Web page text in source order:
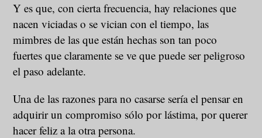
Y es que, con cierta frecuencia, hay relaciones que
nacen viciadas o se vician con el tiempo, las
mimbres de las que están hechas son tan poco
fuertes que claramente se ve que puede ser peligroso
el paso adelante.
Una de las razones para no casarse sería el pensar en
adquirir un compromiso sólo por lástima, por querer
hacer feliz a la otra persona.